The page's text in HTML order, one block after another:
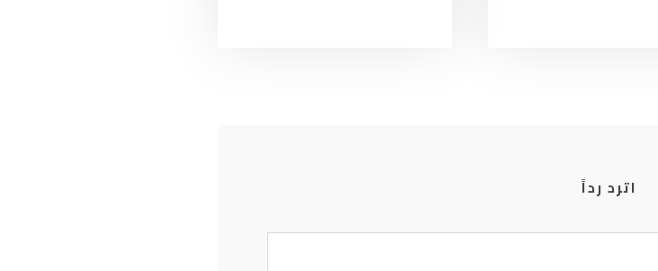
اترد رداً